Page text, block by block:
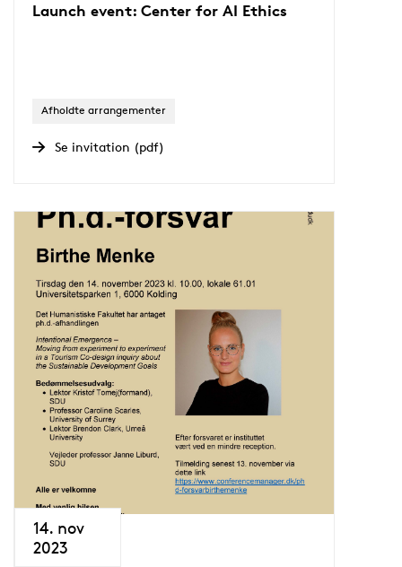
Launch event: Center for AI Ethics
Afholdte arrangementer
Se invitation (pdf)
14. nov
2023